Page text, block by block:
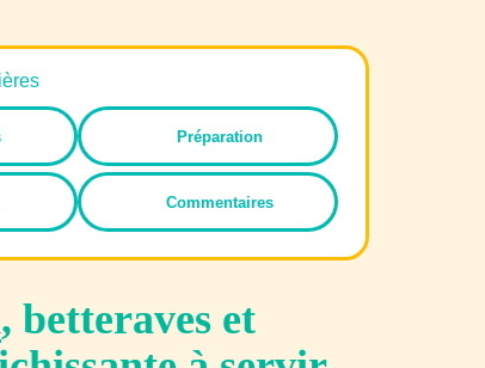
Préparation
Commentaires
, betteraves et